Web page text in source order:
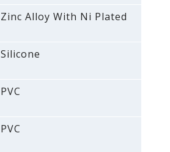
Zinc Alloy With Ni Plated
Silicone
PVC
PVC